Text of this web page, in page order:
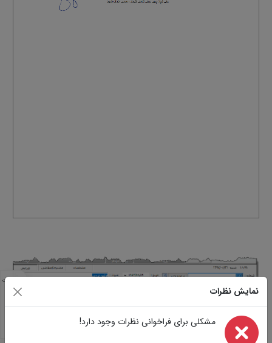
مشخصات
مشابه
نمایش نظرات
مشکلی برای فراخوانی نظرات وجود دارد!